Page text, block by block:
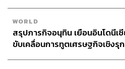
WORLD
สรุปภารกิจอนุทิน เยือนอินโดนีเ
ขับเคลื่อนการทูตเศรษฐกิจเชิงรุก